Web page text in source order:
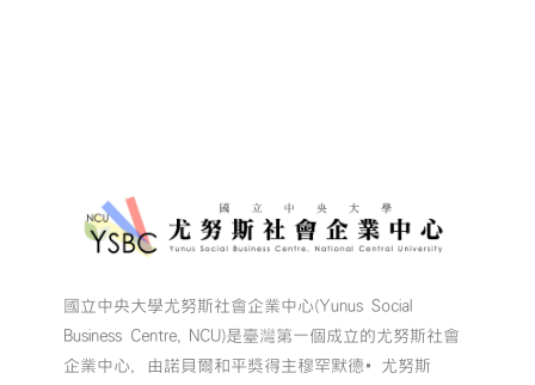
國立中央大學尤努斯社會企業中心(Yunus Social
Business Centre, NCU)是臺灣第一個成立的尤努斯社會
企業中心，由諾貝爾和平獎得主穆罕默德•尤努斯